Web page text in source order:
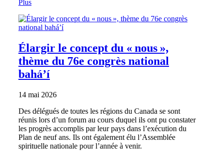
Plus
Élargir le concept du « nous »,
thème du 76e congrès national
bahá’í
14 mai 2026
Des délégués de toutes les régions du Canada se sont
réunis lors d’un forum au cours duquel ils ont pu constater
les progrès accomplis par leur pays dans l’exécution du
Plan de neuf ans. Ils ont également élu l’Assemblée
spirituelle nationale pour l’année à venir.